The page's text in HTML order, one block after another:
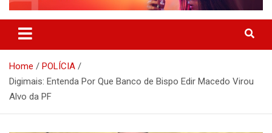
Home
POLÍCIA
Digimais: Entenda Por Que Banco de Bispo Edir Macedo Virou
Alvo da PF